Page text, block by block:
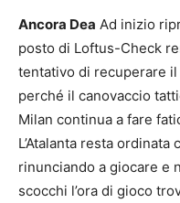
Ancora Dea Ad inizio
posto di Loftus-Check
tentativo di recuperare
perché il canovaccio
Milan continua a fare
L’Atalanta resta
rinunciando a giocare e
scocchi l’ora di gioco